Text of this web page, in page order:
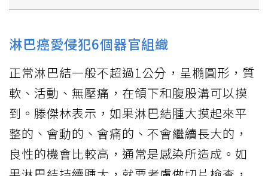
淋巴癌愛侵犯6個器官組織
正常淋巴結一般不超過1公分，呈橢圓形，質
軟、活動、無壓痛，在頜下和腹股溝可以摸
到。滕傑林表示，如果淋巴結腫大摸起來平
整的、會動的、會痛的、不會繼續長大的，
良性的機會比較高，通常是感染所造成。如